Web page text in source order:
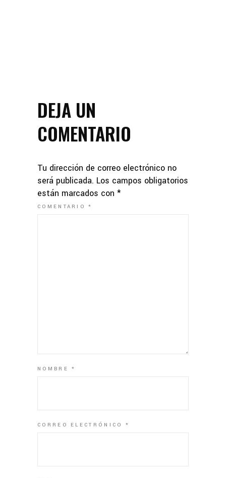
DEJA UN
COMENTARIO
Tu dirección de correo electrónico no
será publicada. Los campos obligatorios
están marcados con *
COMENTARIO*
NOMBRE*
CORREO ELECTRÓNICO *